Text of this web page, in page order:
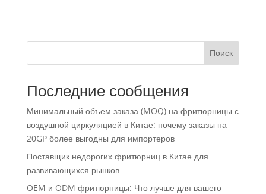
Поиск
Последние сообщения
Минимальный объем заказа (MOQ) на фритюрницы с
воздушной циркуляцией в Китае: почему заказы на
20GP более выгодны для импортеров
Поставщик недорогих фритюрниц в Китае для
развивающихся рынков
OEM и ODM фритюрницы: Что лучше для вашего